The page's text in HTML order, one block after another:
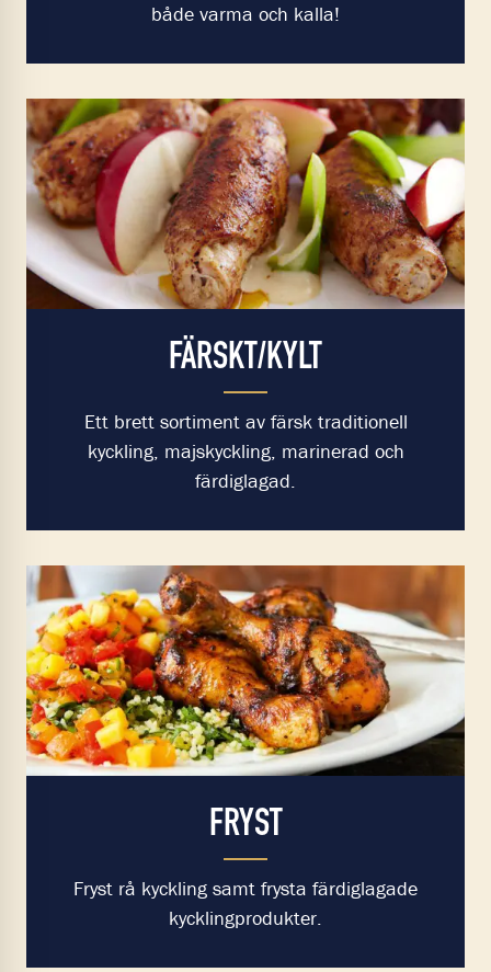
både varma och kalla!
FÄRSKT/KYLT
Ett brett sortiment av färsk traditionell
kyckling, majskyckling, marinerad och
färdiglagad.
FRYST
Fryst rå kyckling samt frysta färdiglagade
kycklingprodukter.